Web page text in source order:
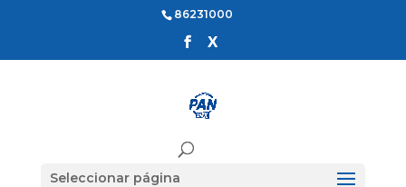
86231000
Seleccionar página